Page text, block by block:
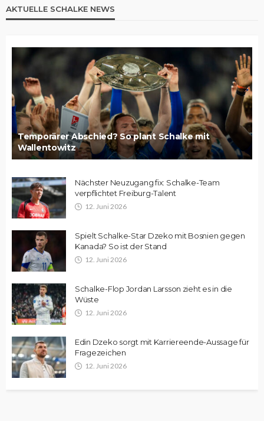
AKTUELLE SCHALKE NEWS
Temporärer Abschied? So plant Schalke mit
Wallentowitz
Nächster Neuzugang fix: Schalke-Team
verpflichtet Freiburg-Talent
12. Juni 2026
Spielt Schalke-Star Dzeko mit Bosnien gegen
Kanada? So ist der Stand
12. Juni 2026
Schalke-Flop Jordan Larsson zieht es in die
Wüste
12. Juni 2026
Edin Dzeko sorgt mit Karriereende-Aussage für
Fragezeichen
12. Juni 2026